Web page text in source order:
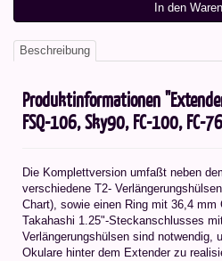
In den
Beschreibung
Produktinformationen
FSQ-106, Sky90, FC-100, FC-
Die Komplettversion umfaßt neben
verschiedene T2-
Chart), sowie einen Ring mit 36,4
Takahashi 1.25"-Steckanschlusses
Verlängerungshülsen sind notwendig,
Okulare hinter dem Extender zu